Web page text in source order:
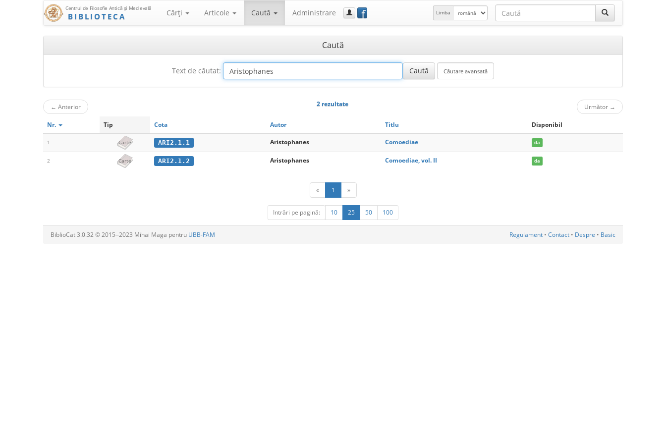
Centrul de Filosofie Antică şi Medievală
BIBLIOTECA Cărţi Articole Caută Administrare f Limba
Caută
Text de căutat:
← Anterior 2 rezultate Următor →
Nr. Tip Cota Autor Titlu Disponibil
1 Carte ARI2.1.1 Aristophanes Comoediae da
2 Carte ARI2.1.2 Aristophanes Comoediae, vol. II da
« 1 »
Intrări pe pagină: 10 25 50 100
BiblioCat 3.0.32 © 2015‒2023 Mihai Maga pentru UBB-FAM Regulament • Contact • Despre • Basic